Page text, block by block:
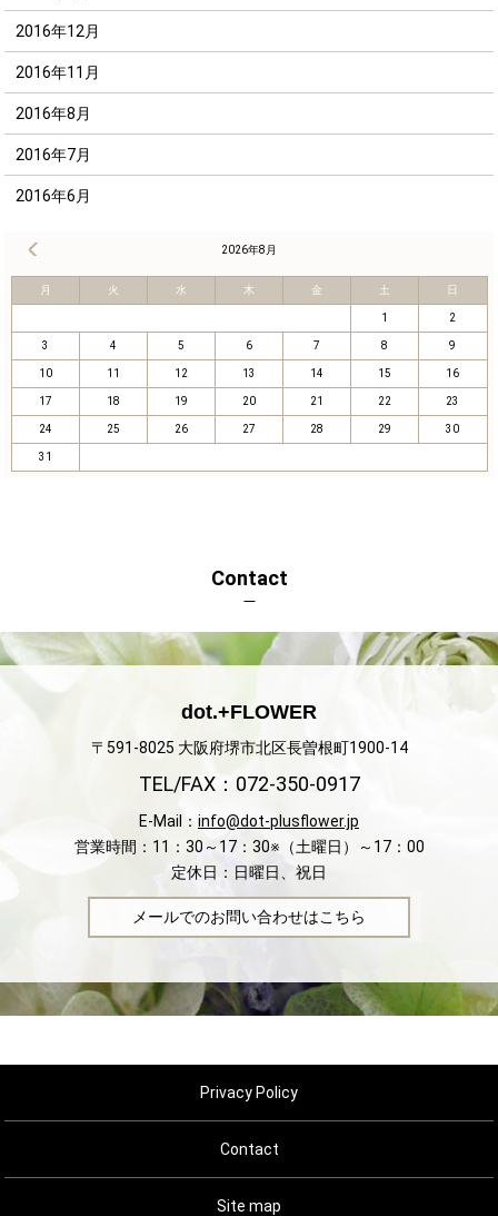
2016年12月
2016年11月
2016年8月
2016年7月
2016年6月
2026年8月
月 火 水 木 金 土 日
1 2
3 4 5 6 7 8 9
10 11 12 13 14 15 16
17 18 19 20 21 22 23
24 25 26 27 28 29 30
31
Contact
dot.+FLOWER
〒591-8025 大阪府堺市北区長曽根町1900-14
TEL/FAX：072-350-0917
E-Mail： info@dot-plusflower.jp
営業時間：11：30～17：30※（土曜日）～17：00
定休日：日曜日、祝日
メールでのお問い合わせはこちら
Privacy Policy
Contact
Site map